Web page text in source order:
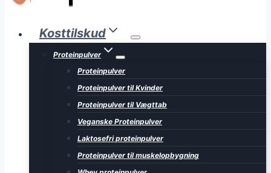
Kosttilskud
Proteinpulver
Proteinpulver
Proteinpulver til Kvinder
Proteinpulver til Vægttab
Veganske Proteinpulver
Laktosefri proteinpulver
Proteinpulver til muskelopbygning